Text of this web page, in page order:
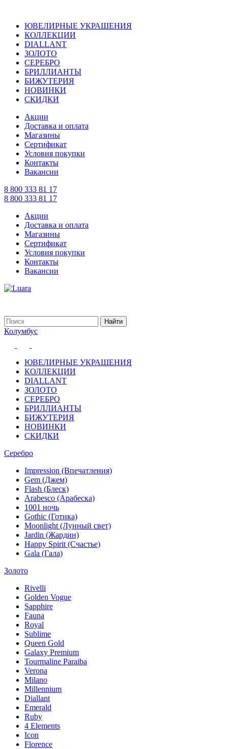
ЮВЕЛИРНЫЕ УКРАШЕНИЯ
КОЛЛЕКЦИИ
DIALLANT
ЗОЛОТО
СЕРЕБРО
БРИЛЛИАНТЫ
БИЖУТЕРИЯ
НОВИНКИ
СКИДКИ
Акции
Доставка и оплата
Магазины
Сертификат
Условия покупки
Контакты
Вакансии
8 800 333 81 17
8 800 333 81 17
Акции
Доставка и оплата
Магазины
Сертификат
Условия покупки
Контакты
Вакансии
Колумбус
ЮВЕЛИРНЫЕ УКРАШЕНИЯ
КОЛЛЕКЦИИ
DIALLANT
ЗОЛОТО
СЕРЕБРО
БРИЛЛИАНТЫ
БИЖУТЕРИЯ
НОВИНКИ
СКИДКИ
Серебро
Impression (Впечатления)
Gem (Джем)
Flash (Блеск)
Arabesco (Арабеска)
1001 ночь
Gothic (Готика)
Moonlight (Лунный свет)
Jardin (Жардин)
Happy Spirit (Счастье)
Gala (Гала)
Золото
Rivelli
Golden Vogue
Sapphire
Fauna
Royal
Sublime
Queen Gold
Galaxy Premium
Tourmaline Paraiba
Verona
Milano
Millennium
Diallant
Emerald
Ruby
4 Elements
Icon
Florence